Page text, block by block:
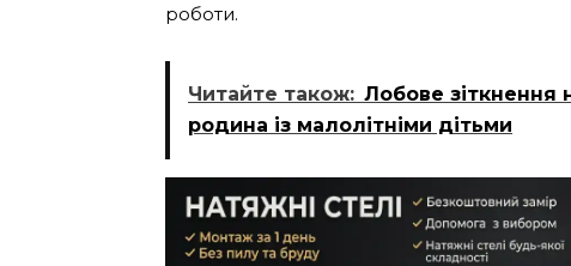
роботи.
Читайте також: Лобове зіткнення
родина із малолітніми дітьми